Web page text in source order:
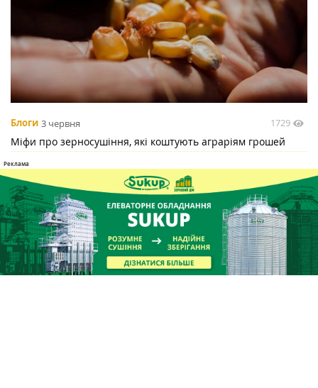
Блоги 3 червня 1729
Міфи про зерносушіння, які коштують аграріям грошей